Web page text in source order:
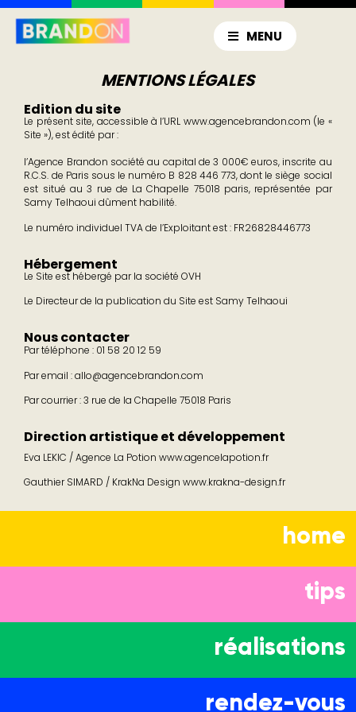
MENU
MENTIONS LÉGALES
Edition du site
Le présent site, accessible à l’URL www.agencebrandon.com (le «
Site »), est édité par :
l’Agence Brandon société au capital de 3 000€ euros, inscrite au
R.C.S. de Paris sous le numéro B 828 446 773, dont le siège social
est situé au 3 rue de La Chapelle 75018 paris, représentée par
Samy Telhaoui dûment habilité.
Le numéro individuel TVA de l’Exploitant est : FR26828446773
Hébergement
Le Site est hébergé par la société OVH
Le Directeur de la publication du Site est Samy Telhaoui
Nous contacter
Par téléphone : 01 58 20 12 59
Par email : allo@agencebrandon.com
Par courrier : 3 rue de la Chapelle 75018 Paris
Direction artistique et développement
Eva LEKIC / Agence La Potionwww.agencelapotion.fr
Gauthier SIMARD / KrakNa Design www.krakna-design.fr
home
tips
réalisations
rendez-vous